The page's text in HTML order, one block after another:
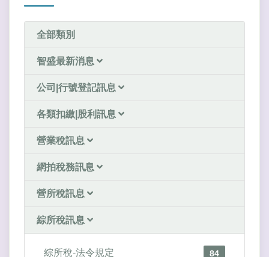
全部類別
智盛最新消息
公司|行號登記訊息
各類扣繳|股利訊息
營業稅訊息
網拍稅務訊息
營所稅訊息
綜所稅訊息
綜所稅-法令規定 84